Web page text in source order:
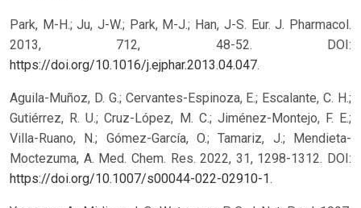
Park, M-H.; Ju, J-W.; Park, M-J.; Han, J-S. Eur. J. Pharmacol.
2013, 712, 48-52. DOI:
https://doi.org/10.1016/j.ejphar.2013.04.047.
Aguila-Muñoz, D. G.; Cervantes-Espinoza, E.; Escalante, C. H.;
Gutiérrez, R. U.; Cruz-López, M. C.; Jiménez-Montejo, F. E.;
Villa-Ruano, N.; Gómez-García, O.; Tamariz, J.; Mendieta-
Moctezuma, A. Med. Chem. Res. 2022, 31, 1298-1312. DOI:
https://doi.org/10.1007/s00044-022-02910-1.